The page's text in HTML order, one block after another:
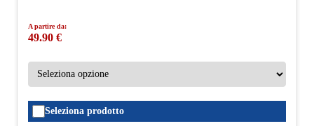
A partire da:
49.90 €
Seleziona prodotto